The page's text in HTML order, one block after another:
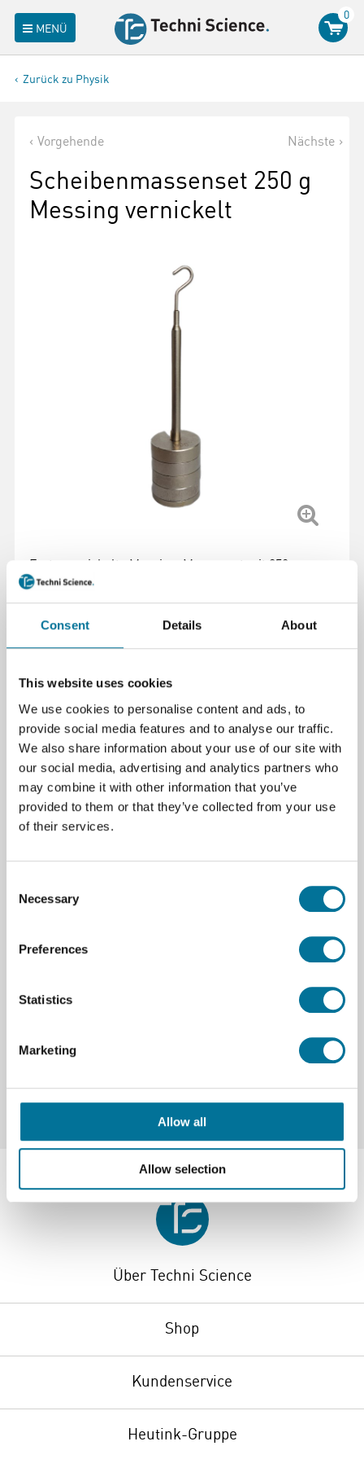
Consent Details About
This website uses cookies
We use cookies to personalise content and ads, to
provide social media features and to analyse our traffic.
We also share information about your use of our site with
our social media, advertising and analytics partners who
may combine it with other information that you’ve
provided to them or that they’ve collected from your use
of their services.
Selection
Necessary
Preferences
Statistics
Marketing
Allow all
Allow selection
MENÜ
0
Zurück zu Physik
Vorgehende Nächste
Scheibenmassenset 250 g
Messing vernickelt
Feste vernickelte Messing-Massenset mit 250 g,
bestehend aus vier Einzelgewichten und einer
Hängervorrichtung, geeignet für physikalische
Experimente.
Artikelnummer: 104833
19,62 € inkl. MwSt.
Zum Warenkorb hinzufügen
Bestehend aus 4 x 50 g-Massen, 1 x 50 g-Hänger.
Über Techni Science
Shop
Kundenservice
Heutink-Gruppe